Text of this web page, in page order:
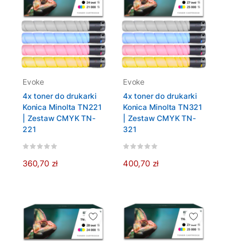
Evoke
4x toner do drukarki
Konica Minolta TN221
| Zestaw CMYK TN-
221
360,70 zł
Evoke
4x toner do drukarki
Konica Minolta TN321
| Zestaw CMYK TN-
321
400,70 zł